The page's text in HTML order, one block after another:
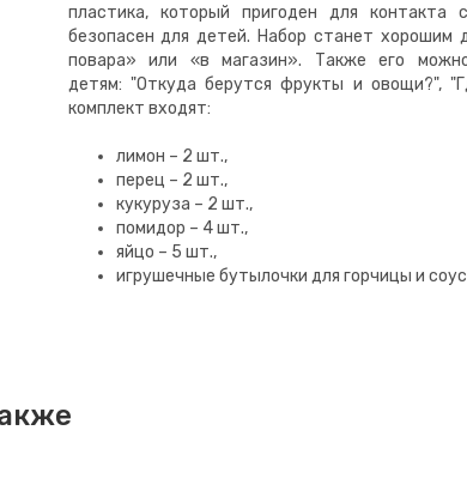
пластика, который пригоден для
безопасен для детей. Набор станет
повара» или «в магазин». Также его
детям: "Откуда берутся фрукты и овощи?",
комплект входят:
лимон – 2 шт.,
перец – 2 шт.,
кукуруза – 2 шт.,
помидор – 4 шт.,
яйцо – 5 шт.,
игрушечные бутылочки для горчицы и